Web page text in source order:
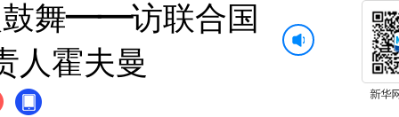
鼓舞——访联合国
人霍夫曼